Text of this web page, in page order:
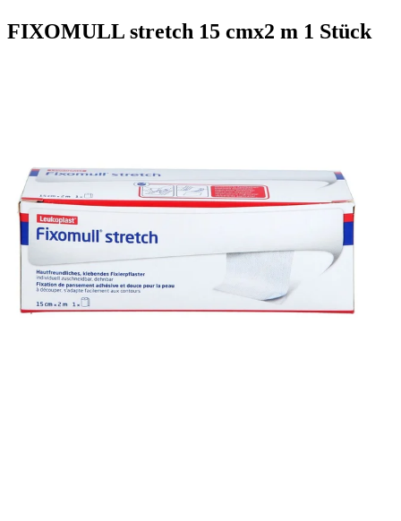
FIXOMULL stretch 15 cmx2 m 1 Stück